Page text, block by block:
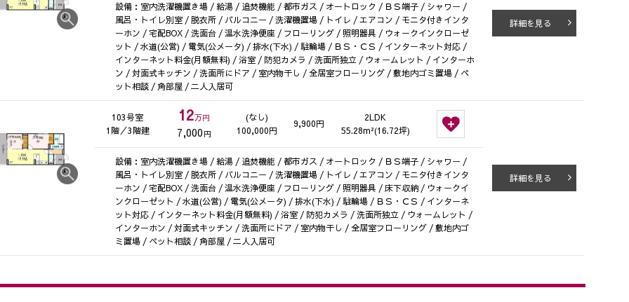
詳細を見る
設備：室内洗濯機置き場 / 給湯 / 追焚機能 / 都市ガス / オートロック / ＢＳ端子 / シャワー /
風呂・トイレ別室 / 脱衣所 / バルコニー / 洗濯機置場 / トイレ / エアコン / モニタ付きインタ
ーホン / 宅配BOX / 洗面台 / 温水洗浄便座 / フローリング / 照明器具 / ウォークインクローゼ
ット / 水道(公営) / 電気(公メータ) / 排水(下水) / 駐輪場 / ＢＳ・ＣＳ / インターネット対応 /
インターネット料金(月額無料) / 浴室 / 防犯カメラ / 洗面所独立 / ウォームレット / インターホ
ン / 対面式キッチン / 洗面所にドア / 室内物干し / 全居室フローリング / 敷地内ゴミ置場 / ペ
ット相談 / 角部屋 / 二人入居可
103号室
1階／3階建
12万円
7,000円
(なし)
100,000円
9,900円
2LDK
55.28m²(16.72坪)
詳細を見る
設備：室内洗濯機置き場 / 給湯 / 追焚機能 / 都市ガス / オートロック / ＢＳ端子 / シャワー /
風呂・トイレ別室 / 脱衣所 / バルコニー / 洗濯機置場 / トイレ / エアコン / モニタ付きインタ
ーホン / 宅配BOX / 洗面台 / 温水洗浄便座 / フローリング / 照明器具 / 床下収納 / ウォークイ
ンクローゼット / 水道(公営) / 電気(公メータ) / 排水(下水) / 駐輪場 / ＢＳ・ＣＳ / インターネ
ット対応 / インターネット料金(月額無料) / 浴室 / 防犯カメラ / 洗面所独立 / ウォームレット /
インターホン / 対面式キッチン / 洗面所にドア / 室内物干し / 全居室フローリング / 敷地内ゴ
ミ置場 / ペット相談 / 角部屋 / 二人入居可